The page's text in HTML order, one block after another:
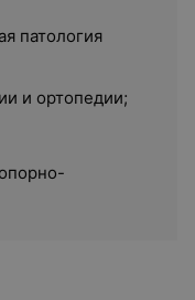
патология
и ортопедии;